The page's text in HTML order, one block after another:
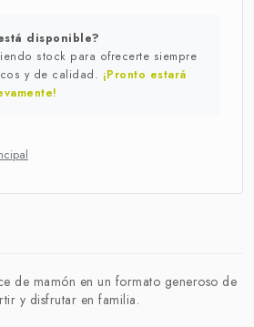
disponible?
stock para ofrecerte siempre
y de calidad. ¡Pronto estará
de mamón en un formato generoso de
y disfrutar en familia.